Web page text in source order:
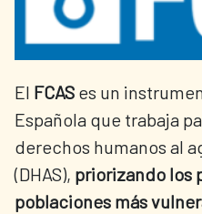
El FCAS es un
Española que trabaja
derechos humanos al
(DHAS), priorizando los
poblaciones más